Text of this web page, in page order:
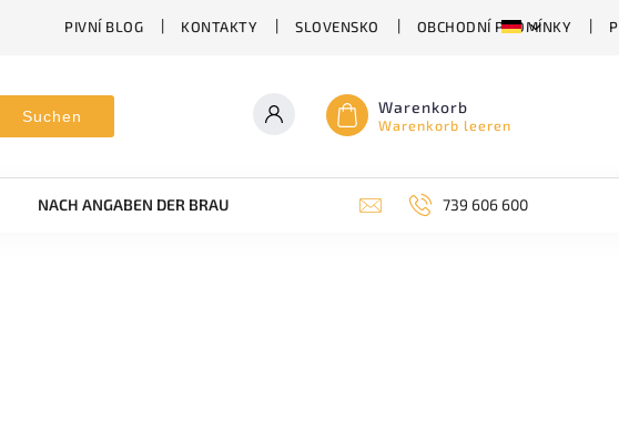
PIVNÍ BLOG KONTAKTY SLOVENSKO OBCHODNÍ PODMÍNKY
Suchen Warenkorb
Warenkorb leeren
NACH ANGABEN DER BRAUEREI ABHÄNGIG VON DER BIERSORTE
739 606 600